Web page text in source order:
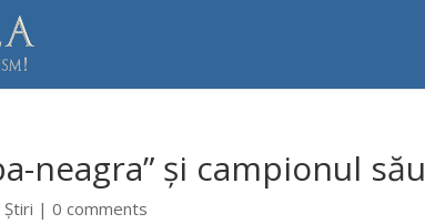
neagra” și campionul său
Știri |0 comments